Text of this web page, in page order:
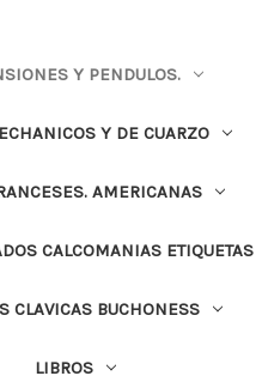
Y PENDULOS.
Y DE CUARZO
AMERICANAS
CALCOMANIAS ETIQUETAS
CLAVICAS BUCHONESS
LIBROS